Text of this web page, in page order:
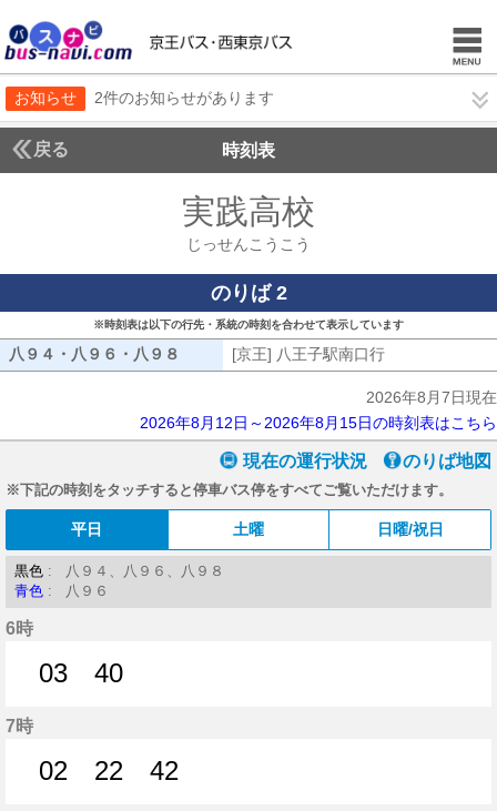
お知らせ 2件のお知らせがあります
戻る 時刻表
実践高校
じっせんこうこう
のりば 2
※時刻表は以下の行先・系統の時刻を合わせて表示しています
八９４・八９６・八９８ 八９４・八９６・八９８
[京王] 八王子駅南口行
2026年8月7日現在
2026年8月12日～2026年8月15日の時刻表はこちら
現在の運行状況 のりば地図
※下記の時刻をタッチすると停車バス停をすべてご覧いただけます。
平日 土曜 日曜/祝日
黒色 : 八９４、八９６、八９８
青色 : 八９６
6時
03
40
7時
02
22
42